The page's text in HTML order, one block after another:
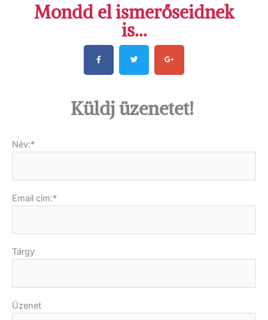
Mondd el ismerőseidnek
is...
F
a
e
b
k
T
w
t
G
o
l
p
u
s
Küldj üzenetet!
Név:*
Email cím:*
Tárgy
Üzenet